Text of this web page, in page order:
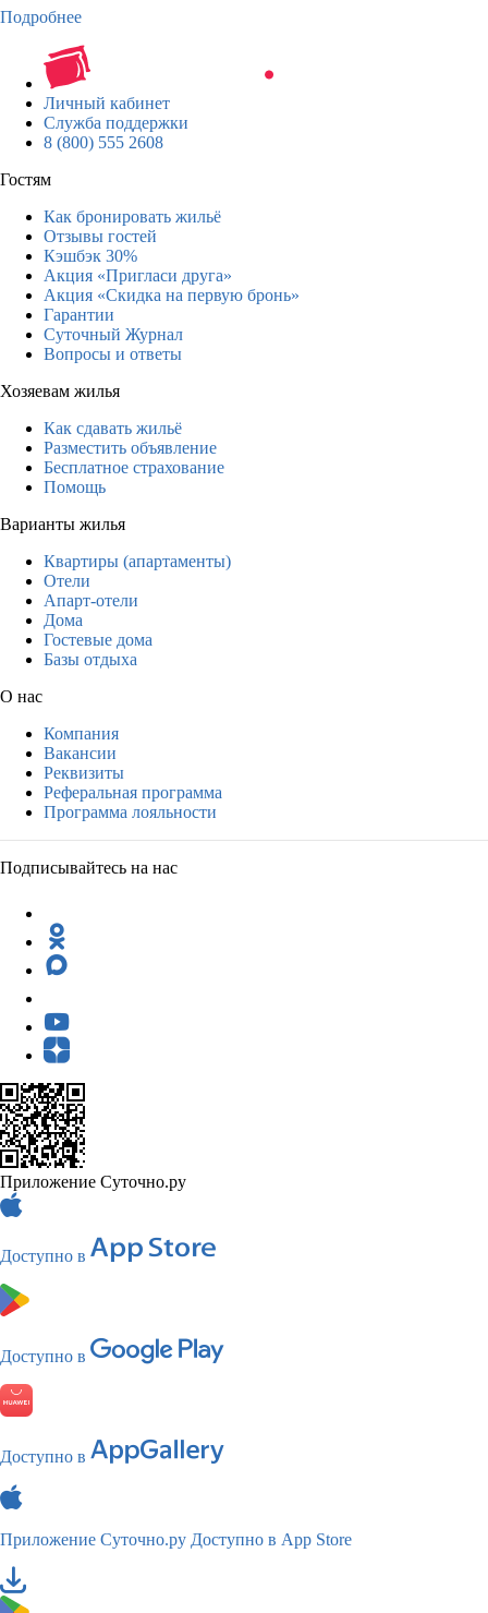
Подробнее
Личный кабинет
Служба поддержки
8 (800) 555 2608
Гостям
Как бронировать жильё
Отзывы гостей
Кэшбэк 30%
Акция «Пригласи друга»
Акция «Скидка на первую бронь»
Гарантии
Суточный Журнал
Вопросы и ответы
Хозяевам жилья
Как сдавать жильё
Разместить объявление
Бесплатное страхование
Помощь
Варианты жилья
Квартиры (апартаменты)
Отели
Апарт-отели
Дома
Гостевые дома
Базы отдыха
О нас
Компания
Вакансии
Реквизиты
Реферальная программа
Программа лояльности
Подписывайтесь на нас
Приложение Суточно.ру
Доступно в
Доступно в
Доступно в
Приложение Суточно.ру Доступно в App Store